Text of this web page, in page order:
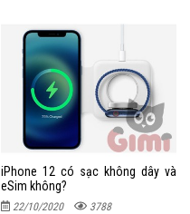
iPhone 12 có sạc không dây và
eSim không?
22/10/2020 3788